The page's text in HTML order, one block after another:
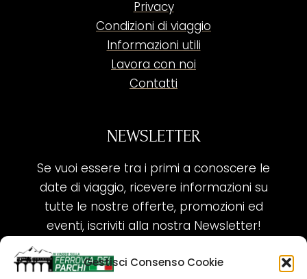
Gestisci Consenso Cookie
Privacy
Condizioni di viaggio
Informazioni utili
Lavora con noi
Contatti
NEWSLETTER
Se vuoi essere tra i primi a conoscere le
date di viaggio, ricevere informazioni su
tutte le nostre offerte, promozioni ed
eventi, iscriviti alla nostra Newsletter!
ISCRIVITI ORA!